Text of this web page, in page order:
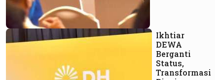
Ikhtiar
DEWA
Berganti
Status,
Transformasi